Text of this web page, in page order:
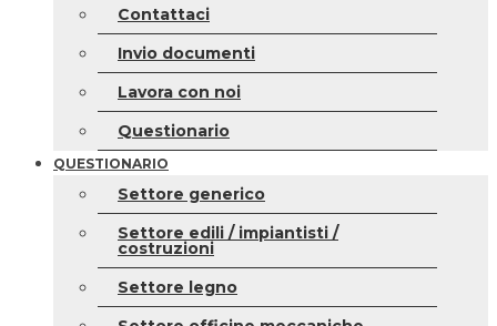
Contattaci
Invio documenti
Lavora con noi
Questionario
QUESTIONARIO
Settore generico
Settore edili / impiantisti /
costruzioni
Settore legno